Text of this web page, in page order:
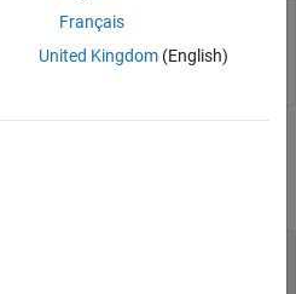
Français
United Kingdom(English)